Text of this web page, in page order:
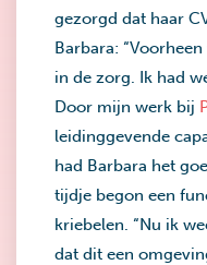
gezorgd dat haar
Barbara:
in de zorg. Ik had
Door mijn werk bij
leidinggevende
had Barbara het
tijdje begon een
kriebelen. “Nu ik
dat dit een